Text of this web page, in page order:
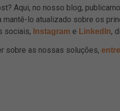
Aqui, no nosso blog,
mantê-lo atualizado sobre os
sociais, Instagram e LinkedIn,
sobre as nossas soluções,